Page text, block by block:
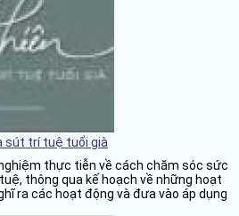
sút trí tuệ tuổi già
thực tiễn về cách chăm sóc sức
thông qua kế hoạch về những hoạt
ra các hoạt động và đưa vào áp dụng